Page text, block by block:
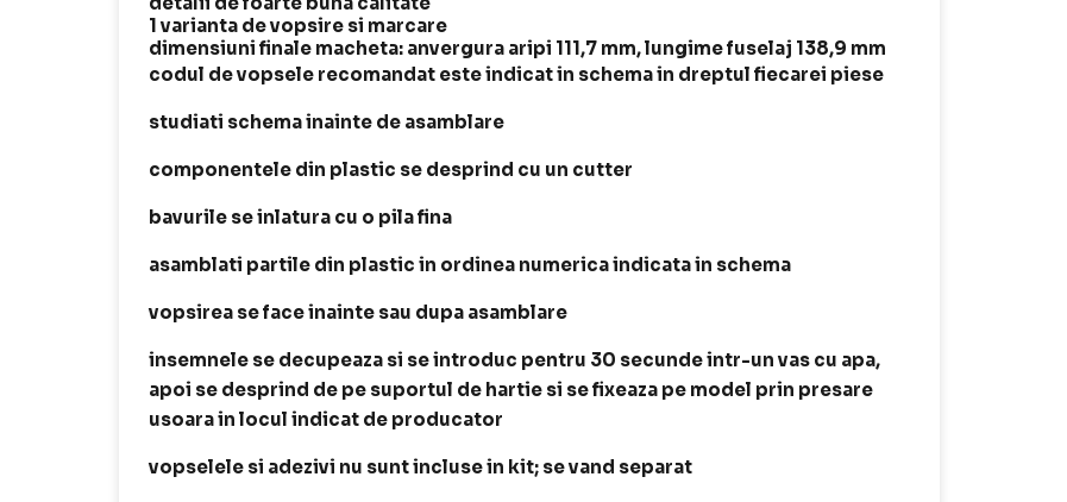
1 varianta de vopsire si marcare
dimensiuni finale macheta: anvergura aripi 111,7 mm, lungime fuselaj 138,9 mm
codul de vopsele recomandat este indicat in schema in dreptul fiecarei piese
studiati schema inainte de asamblare
componentele din plastic se desprind cu un cutter
bavurile se inlatura cu o pila fina
asamblati partile din plastic in ordinea numerica indicata in schema
vopsirea se face inainte sau dupa asamblare
insemnele se decupeaza si se introduc pentru 30 secunde intr-un vas cu apa,
apoi se desprind de pe suportul de hartie si se fixeaza pe model prin presare
usoara in locul indicat de producator
vopselele si adezivi nu sunt incluse in kit; se vand separat